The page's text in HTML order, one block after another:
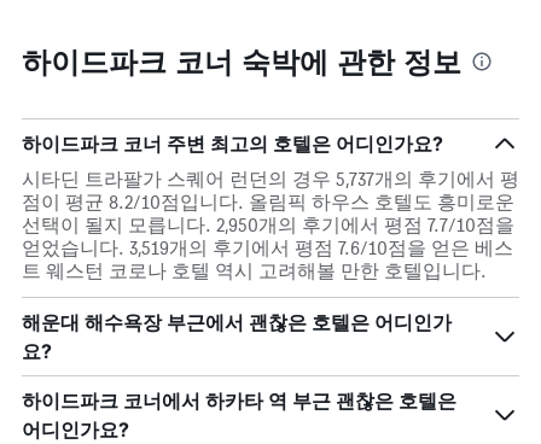
하이드파크 코너 숙박에 관한 정보
하이드파크 코너 주변 최고의 호텔은 어디인가요?
시타딘 트라팔가 스퀘어 런던의 경우 5,737개의 후기에서 평
점이 평균 8.2/10점입니다. 올림픽 하우스 호텔도 흥미로운
선택이 될지 모릅니다. 2,950개의 후기에서 평점 7.7/10점을
얻었습니다. 3,519개의 후기에서 평점 7.6/10점을 얻은 베스
트 웨스턴 코로나 호텔 역시 고려해볼 만한 호텔입니다.
해운대 해수욕장 부근에서 괜찮은 호텔은 어디인가
요?
하이드파크 코너에서 하카타 역 부근 괜찮은 호텔은
어디인가요?